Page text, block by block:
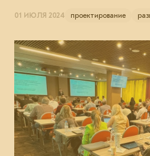
01 ИЮЛЯ 2024 проектирование